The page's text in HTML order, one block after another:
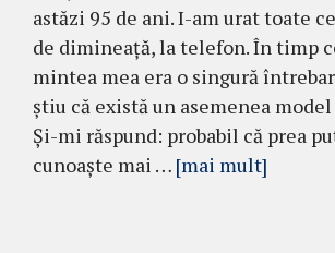
astăzi 95 de ani. I-am urat toate
de dimineață, la telefon. În timp
mintea mea era o singură
știu că există un asemenea
Și-mi răspund: probabil că prea
cunoaște mai … [mai mult]